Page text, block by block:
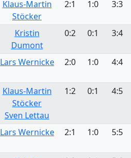
Klaus-Martin
Stöcker
2:1 1:0 3:3
Kristin
Dumont
0:2 0:1 3:4
Lars Wernicke 2:0 1:0 4:4
Klaus-Martin
Stöcker
Sven Lettau
1:2 0:1 4:5
Lars Wernicke 2:1 1:0 5:5